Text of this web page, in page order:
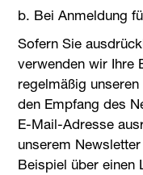
b. Bei Anmeldung
Sofern Sie
verwenden wir Ihre
regelmäßig
den Empfang des
E-Mail-Adresse
unserem
Beispiel über einen